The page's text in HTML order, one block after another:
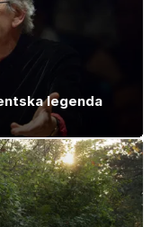
legenda